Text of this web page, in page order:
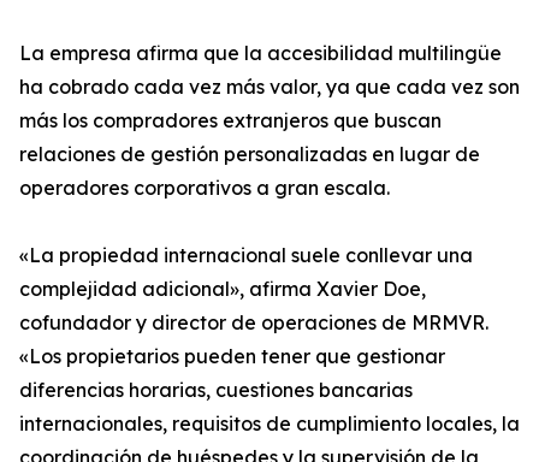
La empresa afirma que la accesibilidad multilingüe
ha cobrado cada vez más valor, ya que cada vez son
más los compradores extranjeros que buscan
relaciones de gestión personalizadas en lugar de
operadores corporativos a gran escala.
«La propiedad internacional suele conllevar una
complejidad adicional», afirma Xavier Doe,
cofundador y director de operaciones de MRMVR.
«Los propietarios pueden tener que gestionar
diferencias horarias, cuestiones bancarias
internacionales, requisitos de cumplimiento locales, la